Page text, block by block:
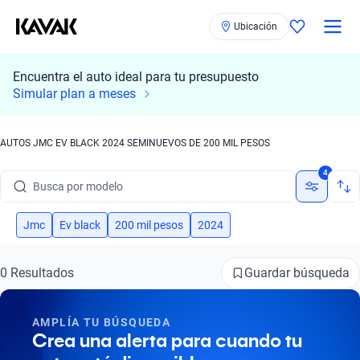
Ubicación
Encuentra el auto ideal para tu presupuesto
Simular plan a meses
AUTOS JMC EV BLACK 2024 SEMINUEVOS DE 200 MIL PESOS
Busca por modelo
Busca por versión
Busca por marca
Busca por modelo
4
Jmc Ev black 200 mil pesos 2024
0 Resultados Guardar búsqueda
AMPLÍA TU BÚSQUEDA
Crea una alerta para cuando tu